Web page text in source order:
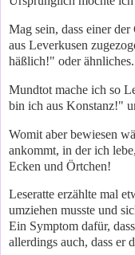
Mag sein, dass einer
aus Leverkusen
häßlich!" oder ähnliches.
Mundtot mache ich so
bin ich aus Konstanz!"
Womit aber bewiesen
ankommt, in der ich
Ecken und Örtchen!
Leseratte erzählte mal
umziehen musste und
Ein Symptom dafür,
allerdings auch, dass er